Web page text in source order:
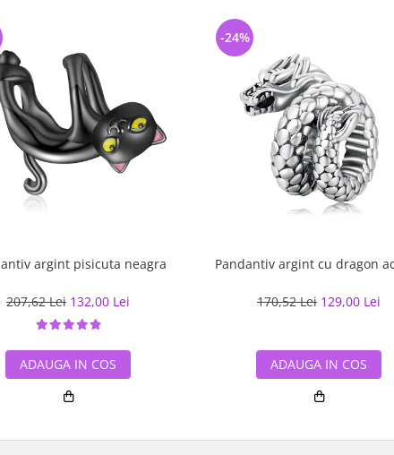
Pandantiv argint pisicuta neagra
207,62 Lei 132,00 Lei
ADAUGA IN COS
Pandantiv argint cu
170,52 Lei 129,00 Lei
-24%
ADAUGA IN COS